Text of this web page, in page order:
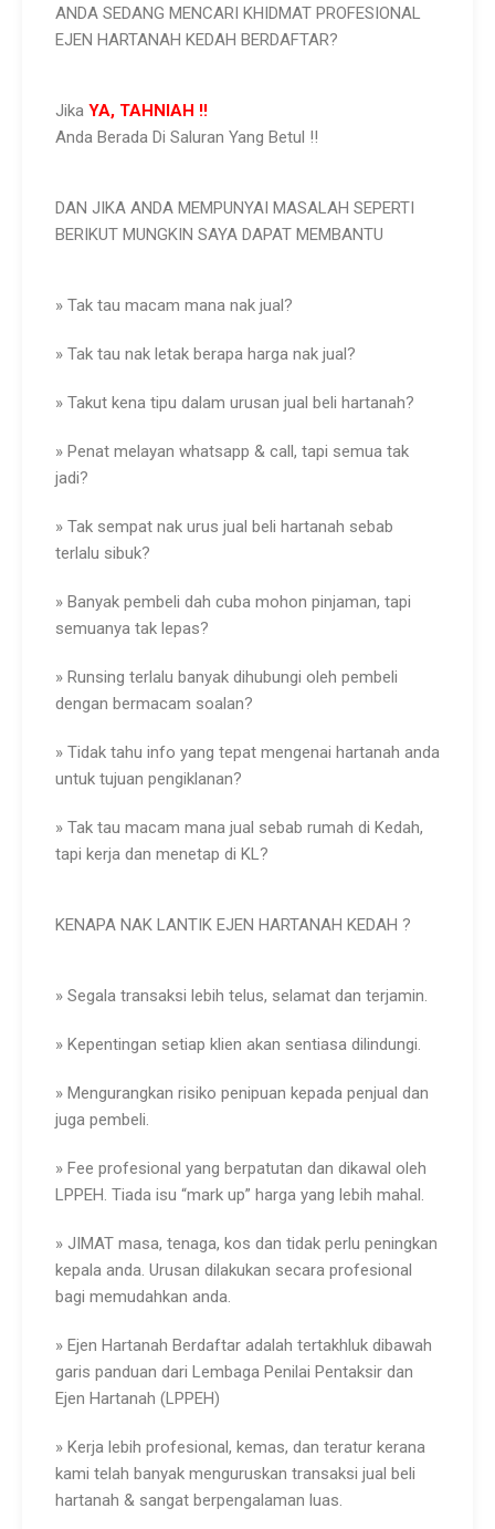
ANDA SEDANG MENCARI KHIDMAT PROFESIONAL
EJEN HARTANAH KEDAH BERDAFTAR?
Jika YA, TAHNIAH !!
Anda Berada Di Saluran Yang Betul !!
DAN JIKA ANDA MEMPUNYAI MASALAH SEPERTI
BERIKUT MUNGKIN SAYA DAPAT MEMBANTU
» Tak tau macam mana nak jual?
» Tak tau nak letak berapa harga nak jual?
» Takut kena tipu dalam urusan jual beli hartanah?
» Penat melayan whatsapp & call, tapi semua tak
jadi?
» Tak sempat nak urus jual beli hartanah sebab
terlalu sibuk?
» Banyak pembeli dah cuba mohon pinjaman, tapi
semuanya tak lepas?
» Runsing terlalu banyak dihubungi oleh pembeli
dengan bermacam soalan?
» Tidak tahu info yang tepat mengenai hartanah anda
untuk tujuan pengiklanan?
» Tak tau macam mana jual sebab rumah di Kedah,
tapi kerja dan menetap di KL?
KENAPA NAK LANTIK EJEN HARTANAH KEDAH ?
» Segala transaksi lebih telus, selamat dan terjamin.
» Kepentingan setiap klien akan sentiasa dilindungi.
» Mengurangkan risiko penipuan kepada penjual dan
juga pembeli.
» Fee profesional yang berpatutan dan dikawal oleh
LPPEH. Tiada isu “mark up” harga yang lebih mahal.
» JIMAT masa, tenaga, kos dan tidak perlu peningkan
kepala anda. Urusan dilakukan secara profesional
bagi memudahkan anda.
» Ejen Hartanah Berdaftar adalah tertakhluk dibawah
garis panduan dari Lembaga Penilai Pentaksir dan
Ejen Hartanah (LPPEH)
» Kerja lebih profesional, kemas, dan teratur kerana
kami telah banyak menguruskan transaksi jual beli
hartanah & sangat berpengalaman luas.